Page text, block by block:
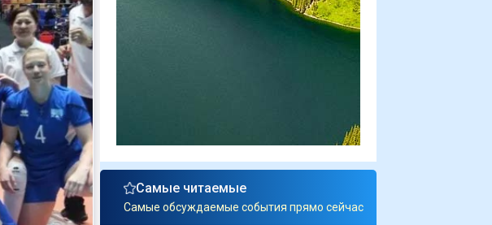
Самые читаемые
Самые обсуждаемые события прямо сейчас